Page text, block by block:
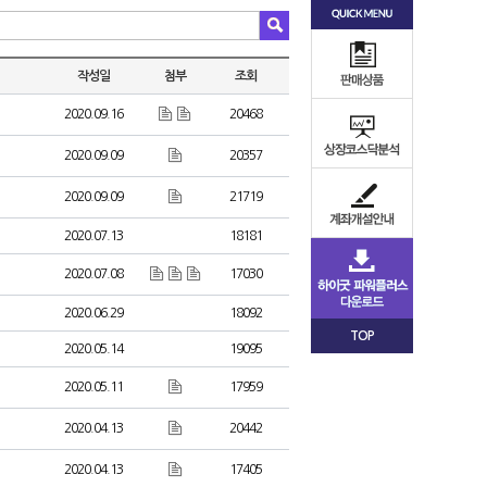
작성일 첨부 조회
2020.09.16 20468
2020.09.09 20357
2020.09.09 21719
2020.07.13 18181
2020.07.08 17030
2020.06.29 18092
2020.05.14 19095
2020.05.11 17959
2020.04.13 20442
2020.04.13 17405
TOP